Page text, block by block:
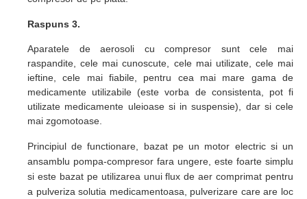
Raspuns 3.
Aparatele de aerosoli cu compresor sunt cele mai
raspandite, cele mai cunoscute, cele mai utilizate, cele mai
ieftine, cele mai fiabile, pentru cea mai mare gama de
medicamente utilizabile (este vorba de consistenta, pot fi
utilizate medicamente uleioase si in suspensie), dar si cele
mai zgomotoase.
Principiul de functionare, bazat pe un motor electric si un
ansamblu pompa-compresor fara ungere, este foarte simplu
si este bazat pe utilizarea unui flux de aer comprimat pentru
a pulveriza solutia medicamentoasa, pulverizare care are loc